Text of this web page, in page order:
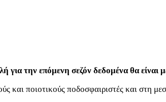
για την επόμενη σεζόν δεδομένα θα είναι
και ποιοτικούς ποδοσφαιριστές και στη